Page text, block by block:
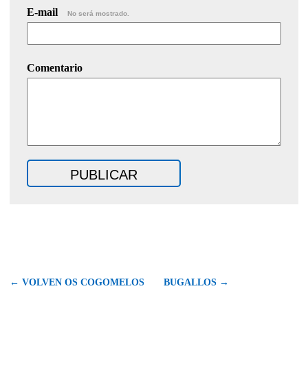
E-mail No será mostrado.
Comentario
← VOLVEN OS COGOMELOS BUGALLOS →